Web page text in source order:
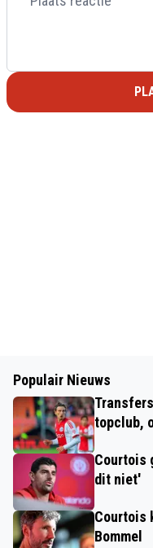
Populair Nieuws
topclub,
Courtois
dit niet'
Courtois
Bommel